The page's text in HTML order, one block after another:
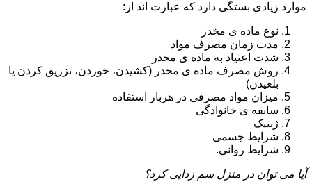
موارد زیادی بستگی دارد که عبارت اند از:
نوع ماده ی مخدر
مدت زمان مصرف مواد
شدت اعتیاد به ماده ی مخدر
روش مصرف ماده ی مخدر (کشیدن، خوردن، تزریق کردن یا
بلعیدن)
میزان مواد مصرفی در هربار استفاده
سابقه ی خانوادگی
ژنتیک
شرایط جسمی
شرایط روانی.
آیا می توان در منزل سم زدایی کرد؟